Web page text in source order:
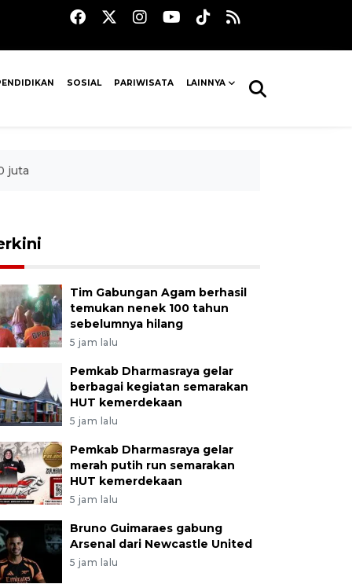
SOSIAL PARIWISATA LAINNYA
juta
Tim Gabungan Agam berhasil
temukan nenek 100 tahun
sebelumnya hilang
5 jam lalu
Pemkab Dharmasraya gelar
berbagai kegiatan semarakan
HUT kemerdekaan
5 jam lalu
Pemkab Dharmasraya gelar
merah putih run semarakan
HUT kemerdekaan
5 jam lalu
Bruno Guimaraes gabung
Arsenal dari Newcastle United
5 jam lalu